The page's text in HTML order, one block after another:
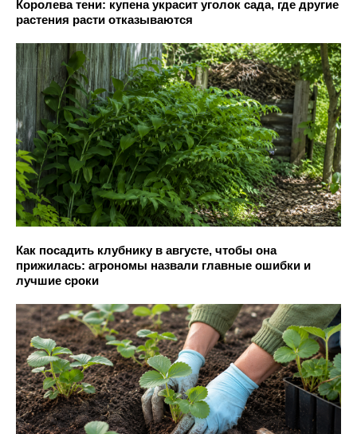
Королева тени: купена украсит уголок сада, где другие
растения расти отказываются
Как посадить клубнику в августе, чтобы она
прижилась: агрономы назвали главные ошибки и
лучшие сроки